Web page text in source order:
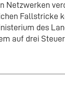
Netzwerken
Fallstricke
des
auf drei